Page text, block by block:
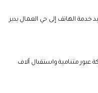
تعيد خدمة الهاتف إلى حي العمال بدير
عبور متنامية واستقبال آلاف